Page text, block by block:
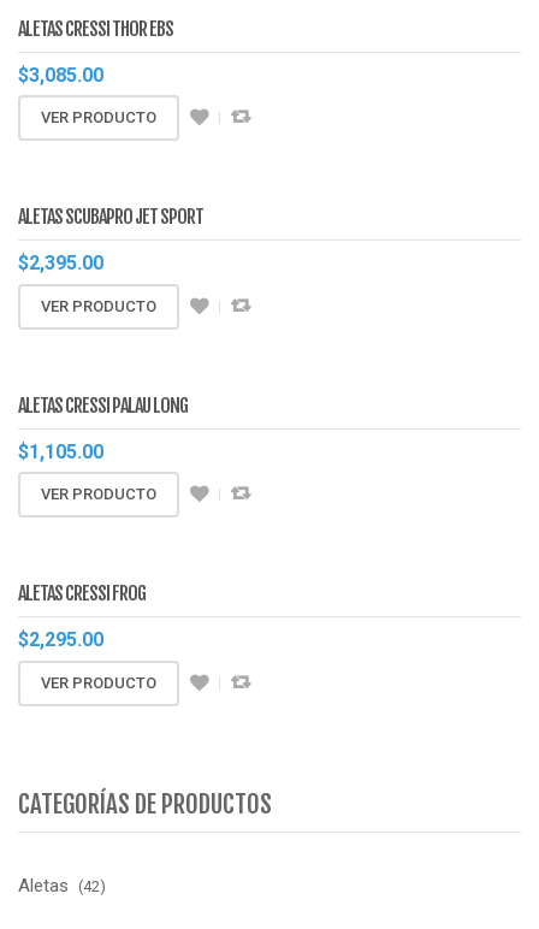
ALETAS CRESSI THOR EBS
$3,085.00
VER PRODUCTO
ALETAS SCUBAPRO JET SPORT
$2,395.00
VER PRODUCTO
ALETAS CRESSI PALAU LONG
$1,105.00
VER PRODUCTO
ALETAS CRESSI FROG
$2,295.00
VER PRODUCTO
CATEGORÍAS DE PRODUCTOS
Aletas (42)